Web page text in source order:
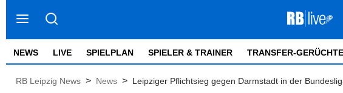
NEWS LIVE SPIELPLAN SPIELER & TRAINER TRANSFER-GERÜCHTE
RB Leipzig News > News > Leipziger Pflichtsieg gegen Darmstadt in der